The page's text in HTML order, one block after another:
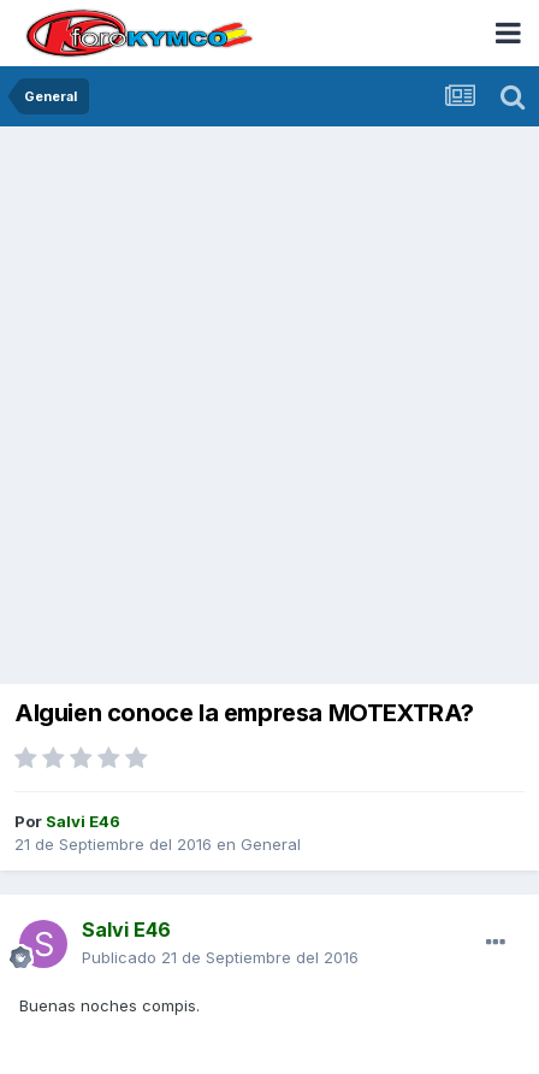
General
Alguien conoce la empresa MOTEXTRA?
Por Salvi E46
21 de Septiembre del 2016 en General
Salvi E46
Publicado 21 de Septiembre del 2016
Buenas noches compis.